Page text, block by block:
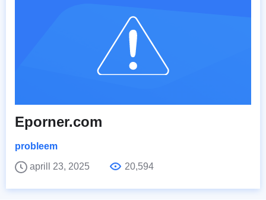
Eporner.com
probleem
aprill 23, 2025
20,594